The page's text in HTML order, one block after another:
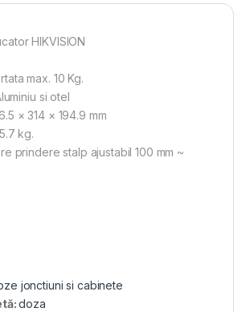
HIKVISION
max. 10 Kg.
si otel
× 314 × 194.9 mm
kg.
prindere stalp ajustabil 100 mm ~
jonctiuni si cabinete
doza